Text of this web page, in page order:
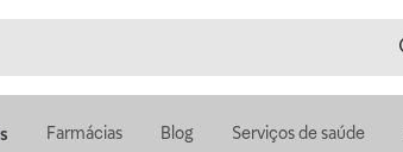
Farmácias Blog Serviços de saúde